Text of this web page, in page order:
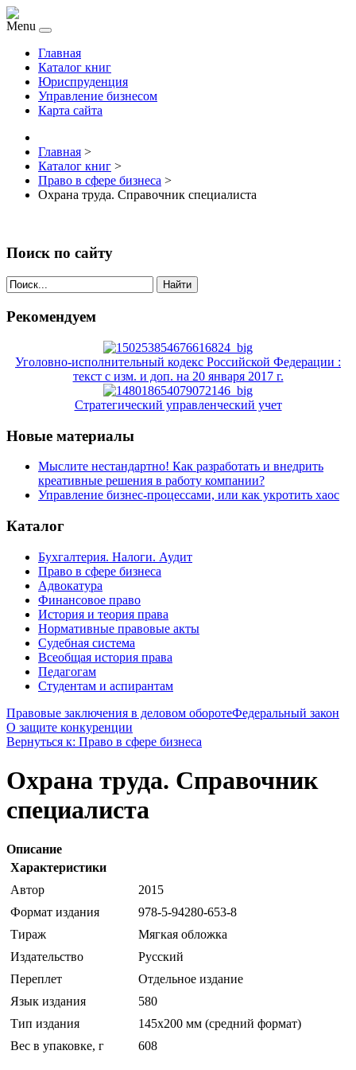
Menu
Главная
Каталог книг
Юриспруденция
Управление бизнесом
Карта сайта
Главная >
Каталог книг >
Право в сфере бизнеса >
Охрана труда. Справочник специалиста
Поиск по сайту
Найти
Рекомендуем
Уголовно-исполнительный кодекс Российской Федерации :
текст с изм. и доп. на 20 января 2017 г.
Стратегический управленческий учет
Новые материалы
Мыслите нестандартно! Как разработать и внедрить
креативные решения в работу компании?
Управление бизнес-процессами, или как укротить хаос
Каталог
Бухгалтерия. Налоги. Аудит
Право в сфере бизнеса
Адвокатура
Финансовое право
История и теория права
Нормативные правовые акты
Судебная система
Всеобщая история права
Педагогам
Студентам и аспирантам
Правовые заключения в деловом оборотеФедеральный закон
О защите конкуренции
Вернуться к: Право в сфере бизнеса
Охрана труда. Справочник
специалиста
Описание
Характеристики
Автор
2015
Формат издания
978-5-94280-653-8
Тираж
Мягкая обложка
Издательство
Русский
Переплет
Отдельное издание
Язык издания
580
Тип издания
145х200 мм (средний формат)
Вес в упаковке, г
608